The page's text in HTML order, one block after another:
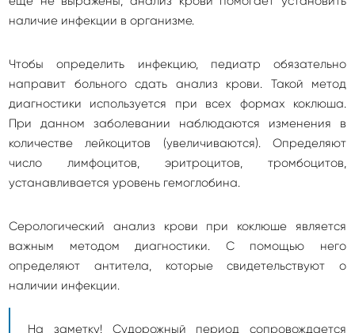
наличие инфекции в организме.
Чтобы определить инфекцию, педиатр обязательно
направит больного сдать анализ крови. Такой метод
диагностики используется при всех формах коклюша.
При данном заболевании наблюдаются изменения в
количестве лейкоцитов (увеличиваются). Определяют
число лимфоцитов, эритроцитов, тромбоцитов,
устанавливается уровень гемоглобина.
Серологический анализ крови при коклюше является
важным методом диагностики. С помощью него
определяют антитела, которые свидетельствуют о
наличии инфекции.
На заметку! Судорожный период сопровождается